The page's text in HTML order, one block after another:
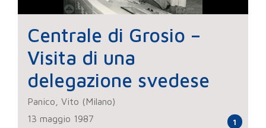
Centrale di Grosio –
Visita di una
delegazione svedese
Panico, Vito (Milano)
13 maggio 1987
1